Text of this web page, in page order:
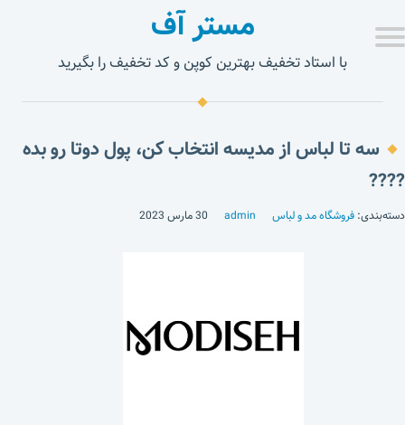
مستر آف
با استاد تخفیف بهترین کوپن و کد تخفیف را بگیرید
سه تا لباس از مدیسه انتخاب کن، پول دوتا رو بده
????
دسته‌بندی: فروشگاه مد و لباس admin 30 مارس 2023